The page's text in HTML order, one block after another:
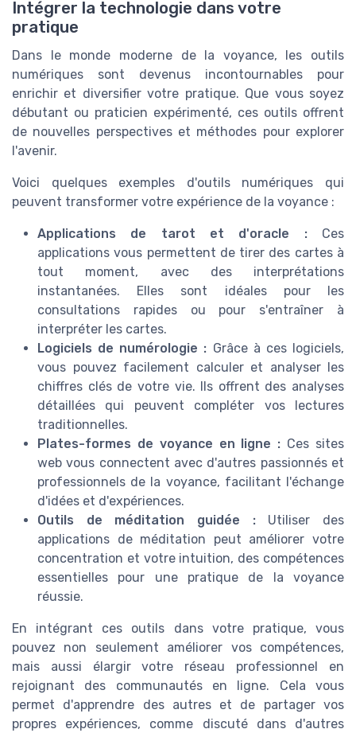
Intégrer la technologie dans votre
pratique
Dans le monde moderne de la voyance, les outils
numériques sont devenus incontournables pour
enrichir et diversifier votre pratique. Que vous soyez
débutant ou praticien expérimenté, ces outils offrent
de nouvelles perspectives et méthodes pour explorer
l'avenir.
Voici quelques exemples d'outils numériques qui
peuvent transformer votre expérience de la voyance :
Applications de tarot et d'oracle :Ces
applications vous permettent de tirer des cartes à
tout moment, avec des interprétations
instantanées. Elles sont idéales pour les
consultations rapides ou pour s'entraîner à
interpréter les cartes.
Logiciels de numérologie : Grâce à ces logiciels,
vous pouvez facilement calculer et analyser les
chiffres clés de votre vie. Ils offrent des analyses
détaillées qui peuvent compléter vos lectures
traditionnelles.
Plates-formes de voyance en ligne : Ces sites
web vous connectent avec d'autres passionnés et
professionnels de la voyance, facilitant l'échange
d'idées et d'expériences.
Outils de méditation guidée :Utiliser des
applications de méditation peut améliorer votre
concentration et votre intuition, des compétences
essentielles pour une pratique de la voyance
réussie.
En intégrant ces outils dans votre pratique, vous
pouvez non seulement améliorer vos compétences,
mais aussi élargir votre réseau professionnel en
rejoignant des communautés en ligne. Cela vous
permet d'apprendre des autres et de partager vos
propres expériences, comme discuté dans d'autres